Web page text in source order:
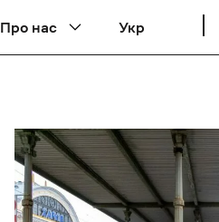
Про нас Укр